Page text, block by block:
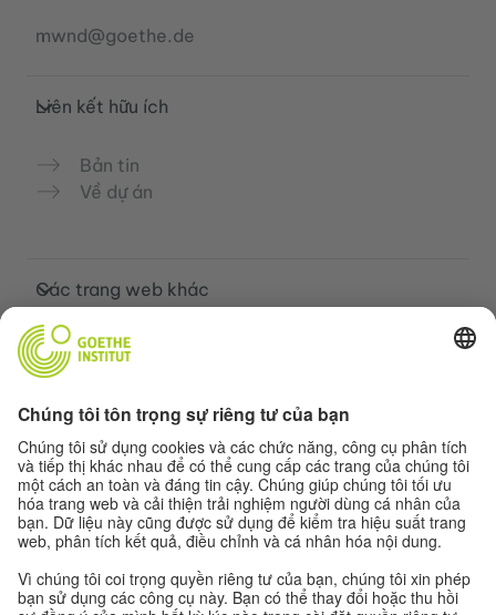
mwnd@goethe.de
Liên kết hữu ích
Bản tin
Về dự án
Các trang web khác
Cộng đồng „Deutsch für dich“
Các khóa học tiếng Đức của Goethe-
Institut
Cổng thông tin giáo viên “Deutschstunde”
Quyền riêng tư và khả năng tiếp cận